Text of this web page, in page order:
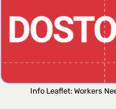
Info Leaflet: Workers